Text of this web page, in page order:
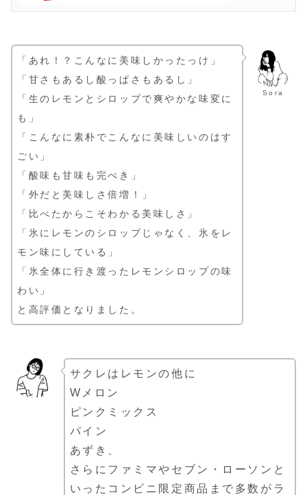
Sora
「あれ！？こんなに美味しかったっけ」
「甘さもあるし酸っぱさもあるし」
「生のレモンとシロップで爽やかな味変に
も」
「こんなに素朴でこんなに美味しいのはす
ごい」
「酸味も甘味も完ぺき」
「外だと美味しさ倍増！」
「比べたからこそわかる美味しさ」
「氷にレモンのシロップじゃなく、氷をレ
モン味にしている」
「氷全体に行き渡ったレモンシロップの味
わい」
と高評価となりました。
サクレはレモンの他に
Wメロン
ピンクミックス
パイン
あずき、
さらにファミマやセブン・ローソンと
いったコンビニ限定商品まで多数がラ